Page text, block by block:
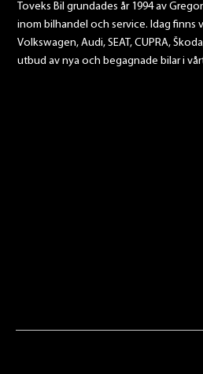
Toveks Bil grundades år 1994 av
inom bilhandel och service. Idag finns
Volkswagen, Audi, SEAT, CUPRA,
utbud av nya och begagnade bilar i